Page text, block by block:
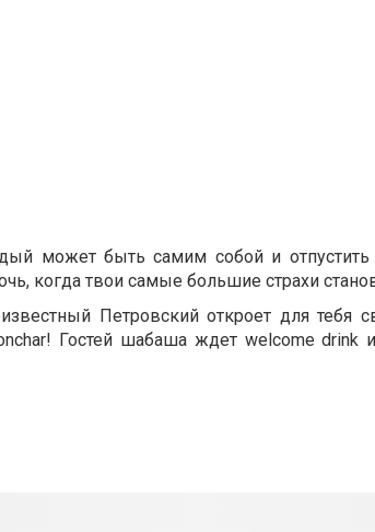
может быть самим собой и
когда твои самые большие страхи
Петровский откроет для тебя
Гостей шабаша ждет welcome